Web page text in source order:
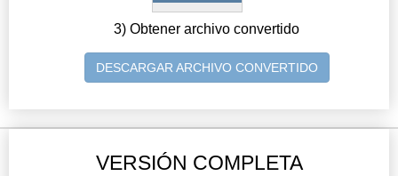
3) Obtener archivo convertido
DESCARGAR ARCHIVO CONVERTIDO
VERSIÓN COMPLETA